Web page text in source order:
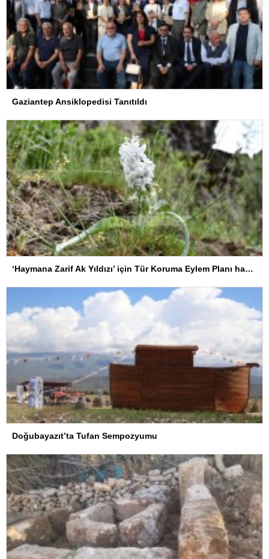
Gaziantep Ansiklopedisi Tanıtıldı
‘Haymana Zarif Ak Yıldızı’ için Tür Koruma Eylem Planı hayata geçirildi
Doğubayazıt’ta Tufan Sempozyumu